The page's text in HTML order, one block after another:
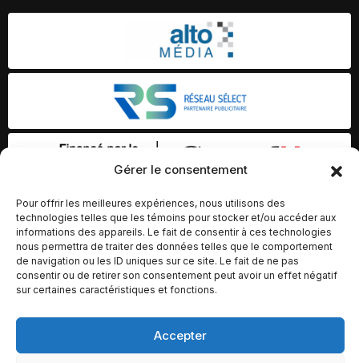
Gérer le consentement
Pour offrir les meilleures expériences, nous utilisons des
technologies telles que les témoins pour stocker et/ou accéder aux
informations des appareils. Le fait de consentir à ces technologies
nous permettra de traiter des données telles que le comportement
de navigation ou les ID uniques sur ce site. Le fait de ne pas
consentir ou de retirer son consentement peut avoir un effet négatif
sur certaines caractéristiques et fonctions.
Accepter
© Copyright 2026 – Altomédia Inc |
Ce site internet a été conçu et développé par Chameleon Ideas